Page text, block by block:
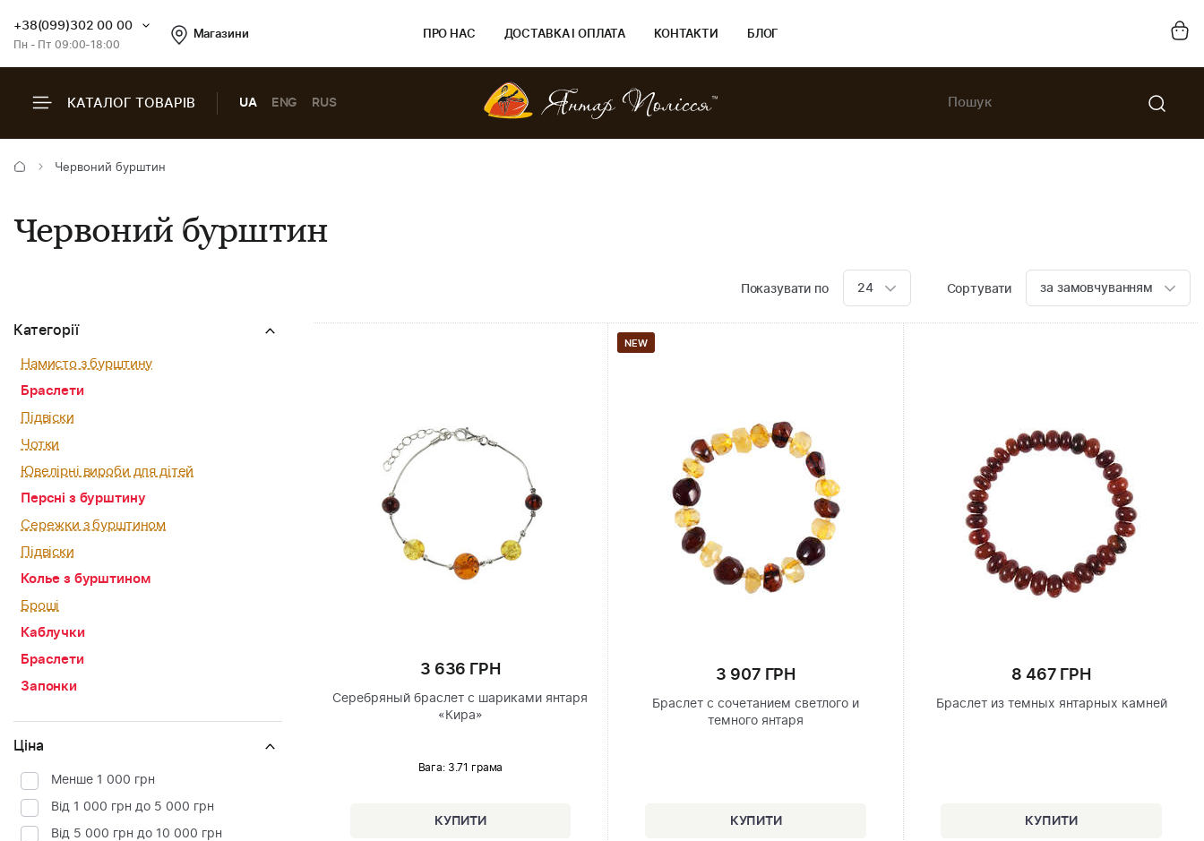
+38(099)302 00 00
Пн - Пт 09:00-18:00
Магазини ПРО НАС ДОСТАВКА І ОПЛАТА КОНТАКТИ БЛОГ
КАТАЛОГ ТОВАРІВ UA ENG RUS
Червоний бурштин
Червоний бурштин
Показувати по 24 Сортувати за замовчуванням
Категорії
Намисто з бурштину
Браслети
Підвіски
Чотки
Ювелірні вироби для дітей
Персні з бурштину
Сережки з бурштином
Підвіски
Колье з бурштином
Броші
Каблучки
Браслети
Запонки
Ціна
Менше 1 000 грн
Від 1 000 грн до 5 000 грн
Від 5 000 грн до 10 000 грн
3 636 ГРН
Серебряный браслет с шариками янтаря
«Кира»
Вага: 3.71 грама
NEW
3 907 ГРН
Браслет с сочетанием светлого и
темного янтаря
8 467 ГРН
Браслет из темных янтарных камней